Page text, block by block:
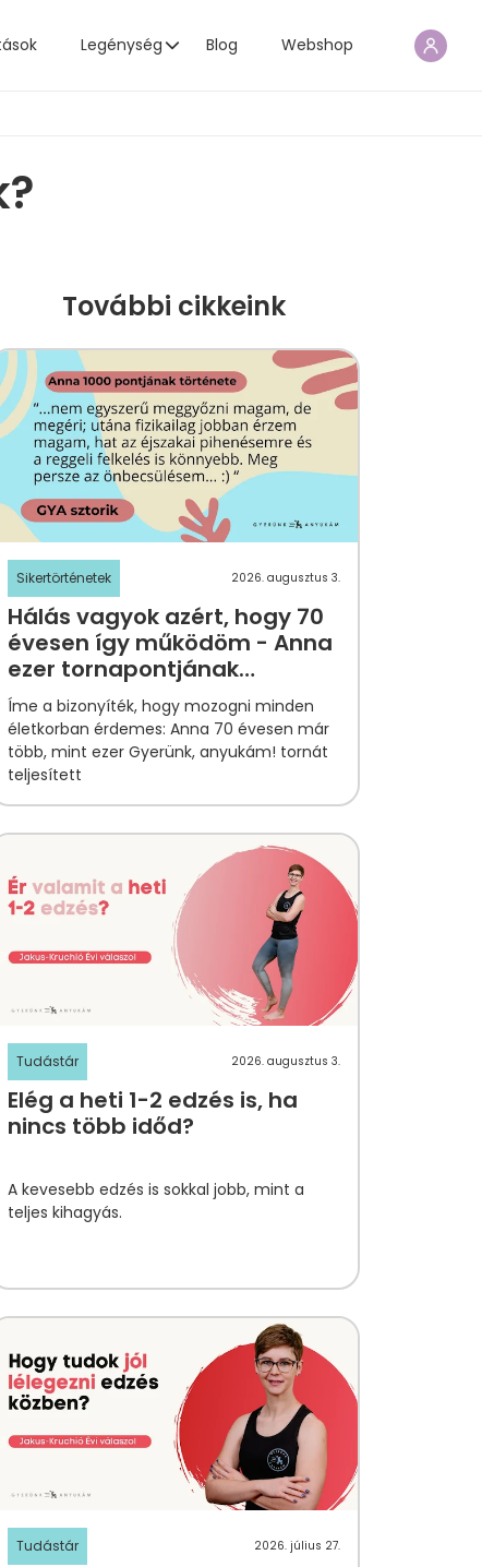
Legénység Blog Webshop
További cikkeink
Sikertörténetek 2026. augusztus 3.
Hálás vagyok azért, hogy 70
évesen így működöm - Anna
ezer tornapontjának
története
Íme a bizonyíték, hogy mozogni minden
életkorban érdemes: Anna 70 évesen már
több, mint ezer Gyerünk, anyukám! tornát
teljesített
Tudástár 2026. augusztus 3.
Elég a heti 1-2 edzés is, ha
nincs több időd?
A kevesebb edzés is sokkal jobb, mint a
teljes kihagyás.
Tudástár 2026. július 27.